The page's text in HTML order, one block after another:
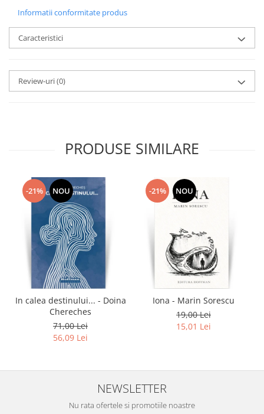
Informatii conformitate produs
Caracteristici
Review-uri(0)
PRODUSE SIMILARE
-21% NOU
In calea destinului... - Doina
Chereches
71,00 Lei
56,09 Lei
-21% NOU
Iona - Marin Sorescu
19,00 Lei
15,01 Lei
NEWSLETTER
Nu rata ofertele si promotiile noastre